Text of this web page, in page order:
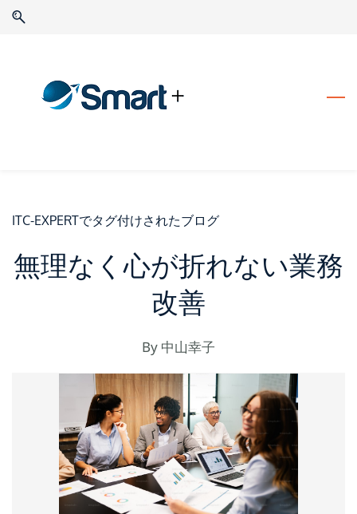
Skip
Skip
ITC-EXPERTでタグ付けされたブログ
無理なく心が折れない業務
改善
By 中山幸子